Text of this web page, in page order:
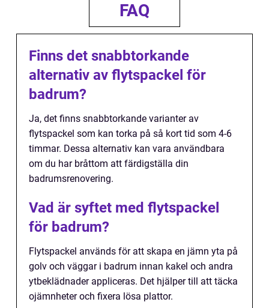
FAQ
Finns det snabbtorkande
alternativ av flytspackel för
badrum?
Ja, det finns snabbtorkande varianter av
flytspackel som kan torka på så kort tid som 4-6
timmar. Dessa alternativ kan vara användbara
om du har bråttom att färdigställa din
badrumsrenovering.
Vad är syftet med flytspackel
för badrum?
Flytspackel används för att skapa en jämn yta på
golv och väggar i badrum innan kakel och andra
ytbeklädnader appliceras. Det hjälper till att täcka
ojämnheter och fixera lösa plattor.